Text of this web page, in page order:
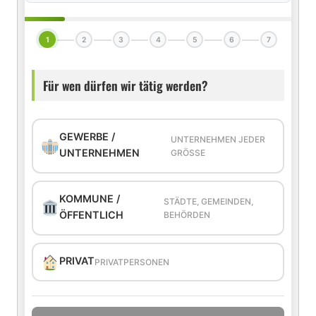
1 2 3 4 5 6 7
Für wen dürfen wir tätig werden?
GEWERBE /
UNTERNEHMEN
UNTERNEHMEN JEDER
GRÖSSE
KOMMUNE /
ÖFFENTLICH
STÄDTE, GEMEINDEN,
BEHÖRDEN
PRIVATPRIVATPERSONEN